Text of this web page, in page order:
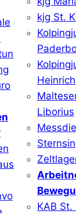
kjg St.
Heinrich
Liborius
KAB